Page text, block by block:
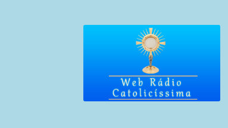
conteúdo